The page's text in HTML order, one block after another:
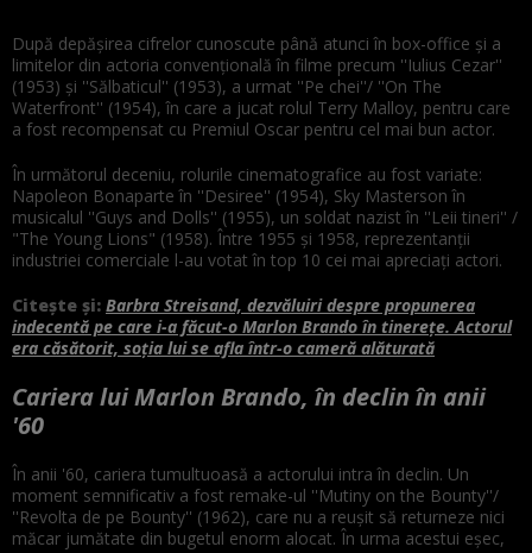
După depăşirea cifrelor cunoscute până atunci în box-office şi a
limitelor din actoria convenţională în filme precum ''Iulius Cezar''
(1953) şi ''Sălbaticul'' (1953), a urmat ''Pe chei''/ ''On The
Waterfront'' (1954), în care a jucat rolul Terry Malloy, pentru care
a fost recompensat cu Premiul Oscar pentru cel mai bun actor.
În următorul deceniu, rolurile cinematografice au fost variate:
Napoleon Bonaparte în ''Desiree'' (1954), Sky Masterson în
musicalul ''Guys and Dolls'' (1955), un soldat nazist în ''Leii tineri'' /
"The Young Lions" (1958). Între 1955 şi 1958, reprezentanţii
industriei comerciale l-au votat în top 10 cei mai apreciaţi actori.
Citește și: Barbra Streisand, dezvăluiri despre propunerea
indecentă pe care i-a făcut-o Marlon Brando în tinerețe. Actorul
era căsătorit, soția lui se afla într-o cameră alăturată
Cariera lui Marlon Brando, în declin în anii
'60
În anii '60, cariera tumultuoasă a actorului intra în declin. Un
moment semnificativ a fost remake-ul ''Mutiny on the Bounty''/
''Revolta de pe Bounty'' (1962), care nu a reuşit să returneze nici
măcar jumătate din bugetul enorm alocat. În urma acestui eşec,